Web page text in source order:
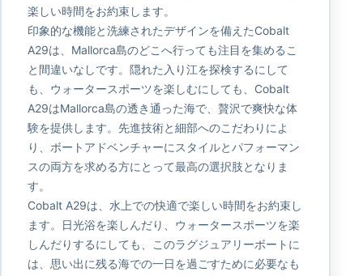
楽しい時間をお約束します。
印象的な機能と洗練されたデザインを備えたCobalt
A29は、Mallorca島のどこへ行っても注目を集めるこ
と間違いなしです。隠れた入り江を探検するにして
も、ウォータースポーツを楽しむにしても、Cobalt
A29はMallorca島の透き通った海で、贅沢で爽快な体
験を提供します。先進技術と細部へのこだわりによ
り、ボートアドベンチャーにスタイルとパフォーマン
スの両方を求める方にとって最高の選択肢となりま
す。
Cobalt A29は、水上での快適で楽しい時間をお約束し
ます。日光浴を楽しんだり、ウォータースポーツを楽
しんだりするにしても、このラグジュアリーボートに
は、思い出に残る海での一日を過ごすために必要なも